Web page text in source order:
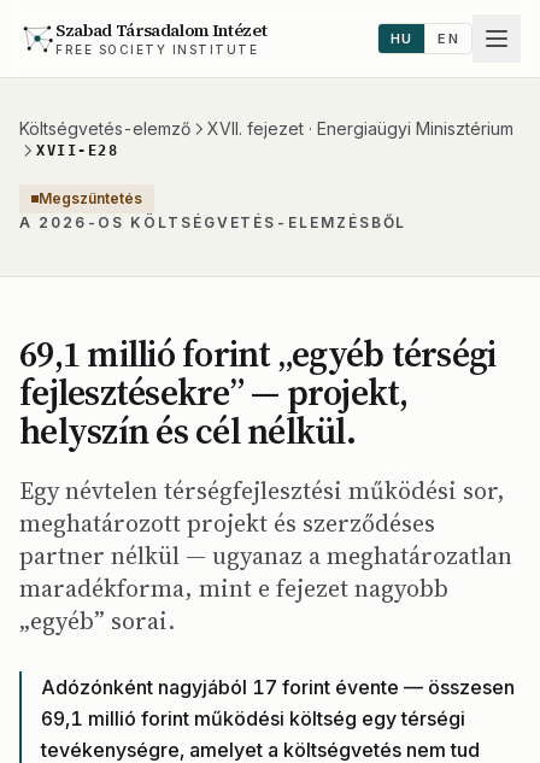
Szabad Társadalom Intézet
FREE SOCIETY INSTITUTE
HU EN
Költségvetés-elemző XVII. fejezet · Energiaügyi Minisztérium
XVII-E28
Megszüntetés
A 2026-OS KÖLTSÉGVETÉS-ELEMZÉSBŐL
69,1 millió forint „egyéb térségi
fejlesztésekre” — projekt,
helyszín és cél nélkül.
Egy névtelen térségfejlesztési működési sor,
meghatározott projekt és szerződéses
partner nélkül — ugyanaz a meghatározatlan
maradékforma, mint e fejezet nagyobb
„egyéb” sorai.
Adózónként nagyjából 17 forint évente — összesen
69,1 millió forint működési költség egy térségi
tevékenységre, amelyet a költségvetés nem tud